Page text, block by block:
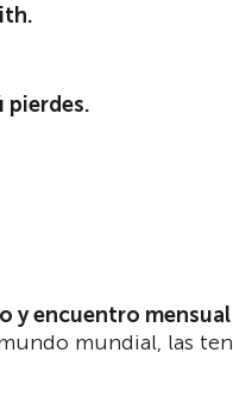
pierdes.
y encuentro
mundial, las